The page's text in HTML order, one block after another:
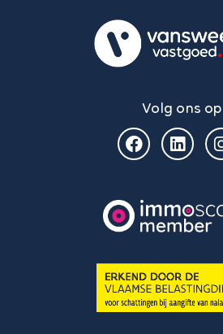
Volg ons op